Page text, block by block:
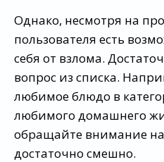
Однако, несмотря на
пользователя есть
себя от взлома.
вопрос из списка.
любимое блюдо в
любимого домашнего
обращайте внимание на
достаточно смешно.